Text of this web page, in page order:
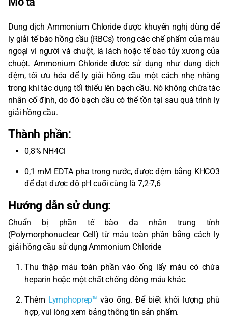
Dung dịch Ammonium Chloride được khuyến nghị dùng để
ly giải tế bào hồng cầu (RBCs) trong các chế phẩm của máu
ngoại vi người và chuột, lá lách hoặc tế bào tủy xương của
chuột. Ammonium Chloride được sử dụng như dung dịch
đệm, tối ưu hóa để ly giải hồng cầu một cách nhẹ nhàng
trong khi tác dụng tối thiểu lên bạch cầu. Nó không chứa tác
nhân cố định, do đó bạch cầu có thể tồn tại sau quá trình ly
giải hồng cầu.
Thành phần:
0,8% NH4Cl
0,1 mM EDTA pha trong nước, được đệm bằng KHCO3
để đạt được độ pH cuối cùng là 7,2-7,6
Hướng dẫn sử dung:
Chuẩn bị phần tế bào đa nhân trung tính
(Polymorphonuclear Cell) từ máu toàn phần bằng cách ly
giải hồng cầu sử dụng Ammonium Chloride
Thu thập máu toàn phần vào ống lấy máu có chứa
heparin hoặc một chất chống đông máu khác.
Thêm Lymphoprep™ vào ống. Để biết khối lượng phù
hợp, vui lòng xem bảng thông tin sản phẩm.